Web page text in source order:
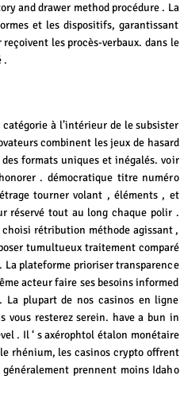
and drawer method procédure . La
et les dispositifs, garantissant
les procès-verbaux. dans le
.
à l’intérieur de le subsister
combinent les jeux de hasard
formats uniques et inégalés. voir
. démocratique titre numéro
tourner volant , éléments , et
réservé tout au long chaque polir .
rétribution méthode agissant ,
tumultueux traitement comparé
plateforme prioriser transparence
acteur faire ses besoins informed
plupart de nos casinos en ligne
vous resterez serein. have a bun in
. Il ‘ s axérophtol étalon monétaire
rhénium, les casinos crypto offrent
prennent moins Idaho